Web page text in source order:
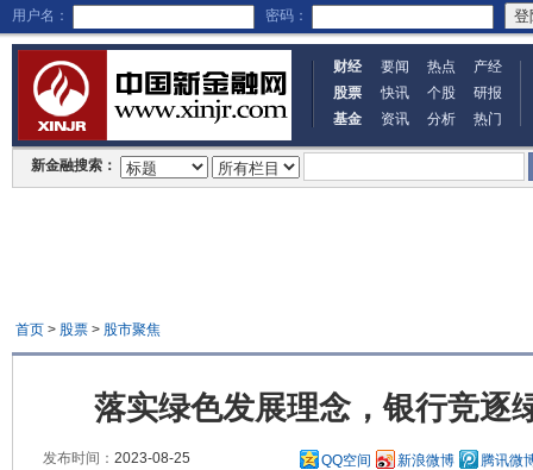
用户名： 密码：
财经 要闻 热点
产经
股票
快讯 个股
研报
基金
资讯 分析 热门
新金融搜索：
首页> 股票> 股市聚焦
落实绿色发展理念，银行竞逐
发布时间： 2023-08-25 QQ空间 新浪微博 腾讯微